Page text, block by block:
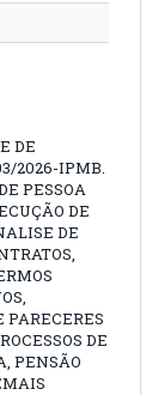
DE
2026-IPMB.
PESSOA
DE
DE
PARECERES
DE
PENSÃO